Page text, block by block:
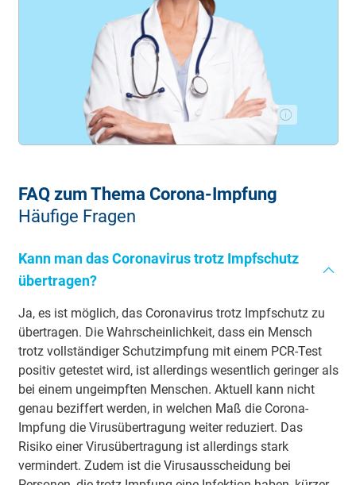
FAQ zum Thema Corona-Impfung
Häufige Fragen
Kann man das Coronavirus trotz Impfschutz
übertragen?
Ja, es ist möglich, das Coronavirus trotz Impfschutz zu
übertragen. Die Wahrscheinlichkeit, dass ein Mensch
trotz vollständiger Schutzimpfung mit einem PCR-Test
positiv getestet wird, ist allerdings wesentlich geringer als
bei einem ungeimpften Menschen. Aktuell kann nicht
genau beziffert werden, in welchen Maß die Corona-
Impfung die Virusübertragung weiter reduziert. Das
Risiko einer Virusübertragung ist allerdings stark
vermindert. Zudem ist die Virusausscheidung bei